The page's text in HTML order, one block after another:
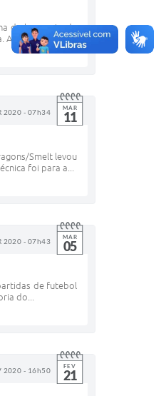
de basquete da
As...
2020 - 07h34 MAR
11
Smelt levou
foi para a...
2020 - 07h43 MAR
05
de futebol
do...
2020 - 16h50 FEV
21